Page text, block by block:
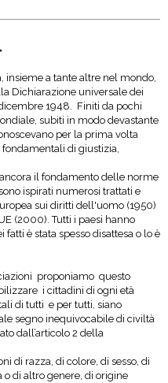
insieme a tante altre nel mondo,
Dichiarazione universale dei
1948. Finiti da pochi
subiti in modo devastante
per la prima volta
di giustizia,
il fondamento delle norme
ispirati numerosi trattati e
sui diritti dell'uomo (1950)
(2000). Tutti i paesi hanno
è stata spesso disattesa o lo è
proponiamo questo
i cittadini di ogni età
di tutti e per tutti, siano
segno inequivocabile di civiltà
dall’articolo 2 della
di razza, di colore, di sesso, di
di altro genere, di origine